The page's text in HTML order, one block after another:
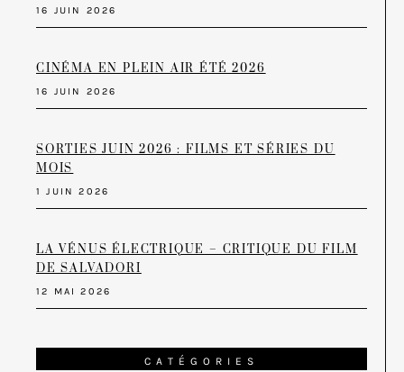
16 JUIN 2026
CINÉMA EN PLEIN AIR ÉTÉ 2026
16 JUIN 2026
SORTIES JUIN 2026 : FILMS ET SÉRIES DU
MOIS
1 JUIN 2026
LA VÉNUS ÉLECTRIQUE – CRITIQUE DU FILM
DE SALVADORI
12 MAI 2026
CATÉGORIES